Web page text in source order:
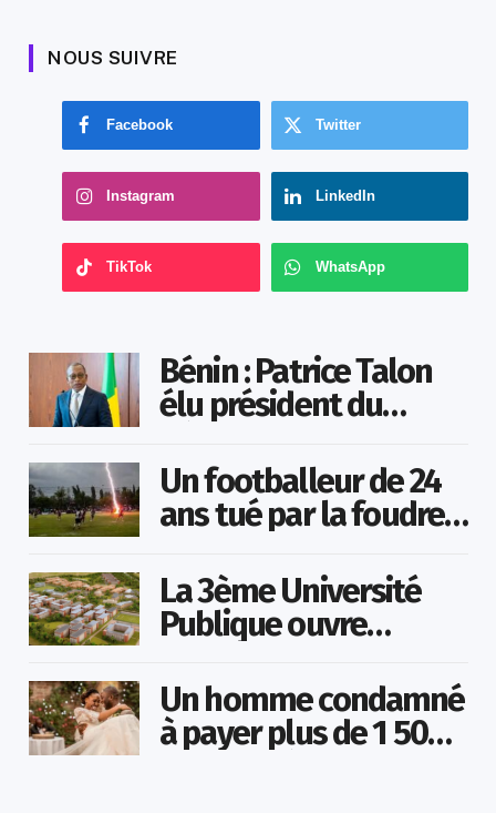
NOUS SUIVRE
Facebook Twitter
Instagram LinkedIn
TikTok WhatsApp
Bénin : Patrice Talon
élu président du
Un footballeur de 24
ans tué par la foudre
La 3ème Université
Publique ouvre
Un homme condamné
à payer plus de 1 500